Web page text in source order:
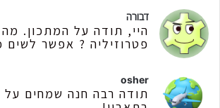
דבורה
היי, תודה על המתכון.
פטרוזיליה ? אפשר לשים
osher
תודה רבה חנה שמחים על